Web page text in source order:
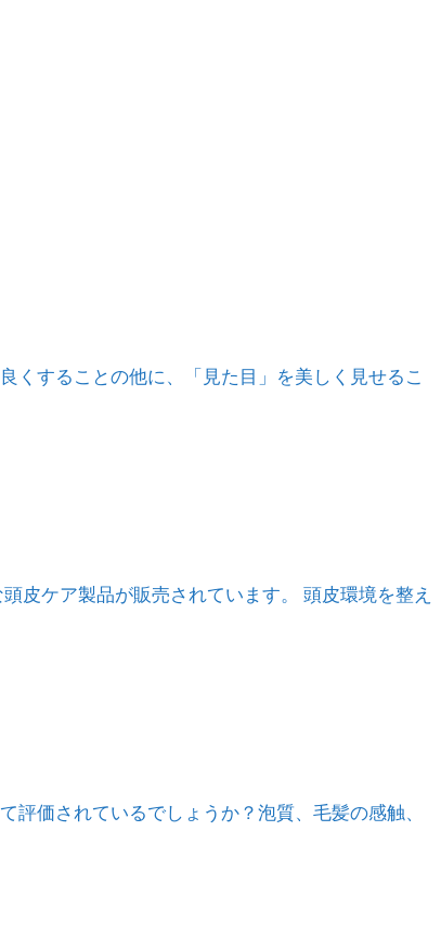
することの他に、「見た目」を美しく見せるこ
皮ケア製品が販売されています。 頭皮環境を整え
価されているでしょうか？泡質、毛髪の感触、